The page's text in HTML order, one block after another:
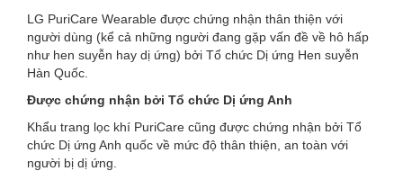
LG PuriCare Wearable được chứng nhận thân thiện với
người dùng (kể cả những người đang gặp vấn đề về hô hấp
như hen suyễn hay dị ứng) bởi Tổ chức Dị ứng Hen suyễn
Hàn Quốc.
Được chứng nhận bởi Tổ chức Dị ứng Anh
Khẩu trang lọc khí PuriCare cũng được chứng nhận bởi Tổ
chức Dị ứng Anh quốc về mức độ thân thiện, an toàn với
người bị dị ứng.